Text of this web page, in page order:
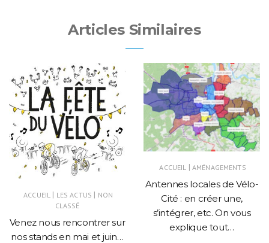
Articles Similaires
ACCUEIL | LES ACTUS | NON
CLASSÉ
Venez nous rencontrer sur
nos stands en mai et juin…
ACCUEIL | AMÉNAGEMENTS
Antennes locales de Vélo-
Cité : en créer une,
s’intégrer, etc. On vous
explique tout…